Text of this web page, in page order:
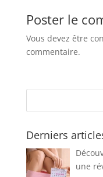
Poster le
Vous devez être
commentaire.
Derniers
une